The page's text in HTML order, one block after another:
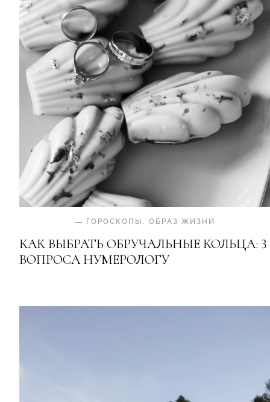
— ГОРОСКОПЫ . ОБРАЗ ЖИЗНИ
КАК ВЫБРАТЬ ОБРУЧАЛЬНЫЕ КОЛЬЦА: 3
ВОПРОСА НУМЕРОЛОГУ